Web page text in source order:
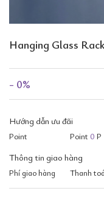
Hanging Glass Rack
- 0%
Hướng dẫn ưu đãi
Point Point 0 P
Thông tin giao hàng
Phí giao hàng Thanh